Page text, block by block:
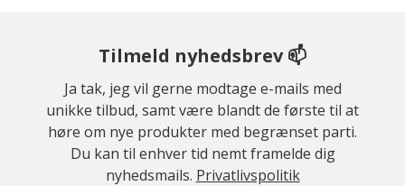
Tilmeld nyhedsbrev 📫
Ja tak, jeg vil gerne modtage e-mails med
unikke tilbud, samt være blandt de første til at
høre om nye produkter med begrænset parti.
Du kan til enhver tid nemt framelde dig
nyhedsmails. Privatlivspolitik